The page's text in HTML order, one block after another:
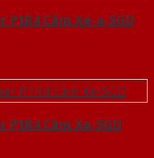
P1R4 Căm Xe-a-SGD
P1R4 Căm Xe-SGD